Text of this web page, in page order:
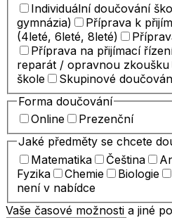
Individuální doučování
gymnázia)
Příprava k
(4leté, 6leté, 8leté)
Příprava na přijímací
reparát / opravnou zkoušku
škole
Skupinové
Forma doučování
Online
Prezenční
Jaké předměty se chcete
Matematika
Čeština
Fyzika
Chemie Biologie
není v nabídce
Vaše časové možnosti a jiné